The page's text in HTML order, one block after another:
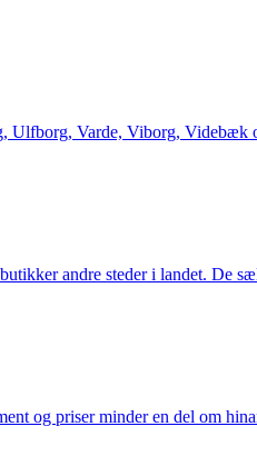
Varde, Viborg,
andre steder i landet. De
og priser minder en del om